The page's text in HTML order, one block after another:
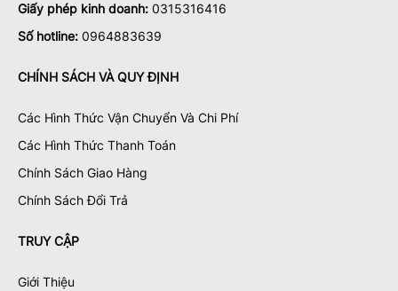
Giấy phép kinh doanh: 0315316416
Số hotline: 0964883639
CHÍNH SÁCH VÀ QUY ĐỊNH
Các Hình Thức Vận Chuyển Và Chi Phí
Các Hình Thức Thanh Toán
Chính Sách Giao Hàng
Chính Sách Đổi Trả
TRUY CẬP
Giới Thiệu